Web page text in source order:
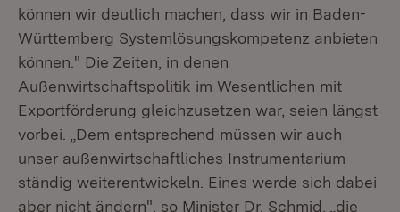
können wir deutlich machen, dass wir in Baden-
Württemberg Systemlösungskompetenz anbieten
können." Die Zeiten, in denen
Außenwirtschaftspolitik im Wesentlichen mit
Exportförderung gleichzusetzen war, seien längst
vorbei. „Dem entsprechend müssen wir auch
unser außenwirtschaftliches Instrumentarium
ständig weiterentwickeln. Eines werde sich dabei
aber nicht ändern", so Minister Dr. Schmid, „die